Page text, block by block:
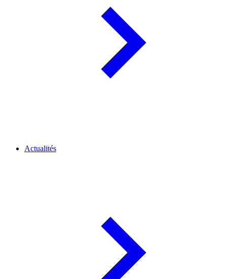
Actualités